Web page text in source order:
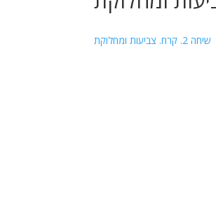
שיחה 2. קרח. צביעות ומחלוקת